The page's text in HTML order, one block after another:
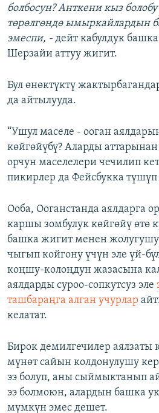
болбосун? Анткени кыз
төрөлгөндө ымыркайлардын
эмеспи, - дейт кабулдук
Шерзайи аттуу жигит.
Бул өнөктүктү
да айтылууда.
“Ушул маселе - ооган
көйгөйүбү? Аларды аттарынан
орчун маселелери чечилип
пикирлер да Фейсбукка түшүп
Ооба, Ооганстанда аялдарга
каршы зомбулук көйгөйү өтө
башка жигит менен
чыгып койгону үчүн эле үй-
коңшу-колоңдун жазасына
аялдарды суроо-сопкутсуз эле
ташбараңга алган учурлар
келатат.
Бирок демилгечилер аялзаты
мүнөт сайын колдонулушу
ээ болуп, аны сыймыктанып
ээ болмоюн, алардын башка
мүмкүн эмес дешет.